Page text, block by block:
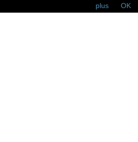
Statistiques
plus
OK